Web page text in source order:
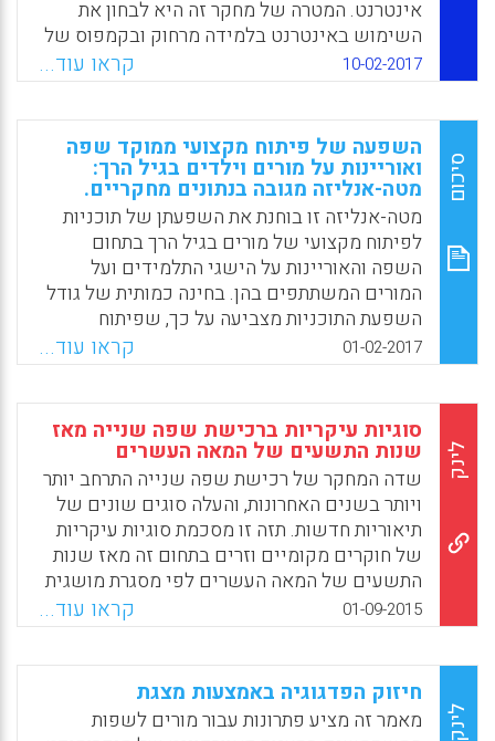
אינטרנט. המטרה של מחקר זה היא לבחון את
השימוש באינטרנט בלמידה מרחוק ובקמפוס של
סטודנטים להוראת שפה ושל דיסציפלינות אחרות
על פי פרמטרים מרובים. סך הכול השתתפו בסקר
זה 789 סטודנטים להוראה (Firat, Mehmet;
Serpil, Harun, 2017).
WhatsApp
Facebook
Email
X
10-02-2017 קראו עוד...
סיכום
השפעה של פיתוח מקצועי ממוקד שפה
ואוריינות על מורים וילדים בגיל הרך:
מטה-אנליזה מגובה בנתונים מחקריים.
מטה-אנליזה זו בוחנת את השפעתן של תוכניות
לפיתוח מקצועי של מורים בגיל הרך בתחום
השפה והאוריינות על הישגי התלמידים ועל
המורים המשתתפים בהן. בחינה כמותית של גודל
השפעת התוכניות מצביעה על כך, שפיתוח
מקצועי של מורים לגיל הרך הממוקד שפה
ואוריינות משפר את איכות התהליך של מורים ואת
האיכות המבנית של ההוראה אך אינו בהכרח תורם
לשיפור הידע של המורים. כן אותר במחקר קשר
סיבתי והשפעה חיובית שיש לפיתוח מקצועי
ממוקד שפה ואוריינות על הישגי התלמידים בכל
הנוגע במודעות פונולוגית וידע אלפביתי.
WhatsApp
Facebook
Email
X
01-02-2017 קראו עוד...
לינק
סוגיות עיקריות ברכישת שפה שנייה מאז
שנות התשעים של המאה העשרים
שדה המחקר של רכישת שפה שנייה התרחב יותר
ויותר בשנים האחרונות, והעלה סוגים שונים של
תיאוריות חדשות. תזה זו מסכמת סוגיות עיקריות
של חוקרים מקומיים וזרים בתחום זה מאז שנות
התשעים של המאה העשרים לפי מסגרת מושגית
של מחקר השפה השנייה, ולאחר מכן ממיינת
הישגים יחסיים מנקודות התייחסות של תיאוריה
חברתית-תרבותית (Wang, Shuangshuang ,
2015).
01-09-2015 קראו עוד...
לינק
חיזוק הפדגוגיה באמצעות מצגת
מאמר זה מציע פתרונות עבור מורים לשפות